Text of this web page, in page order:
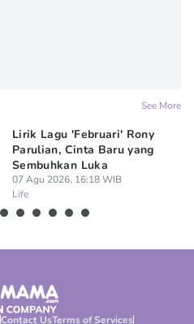
See More
Lirik Lagu 'Februari' Rony
Parulian, Cinta Baru yang
Sembuhkan Luka
07 Agu 2026, 16:18 WIB
Life
Contact UsTerms of Services